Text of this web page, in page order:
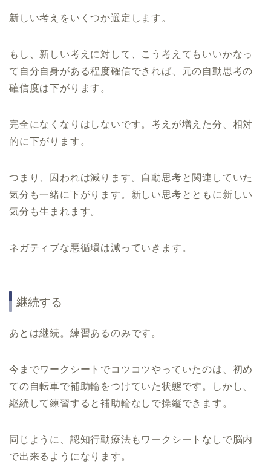
新しい考えをいくつか選定します。
もし、新しい考えに対して、こう考えてもいいかなっ
て自分自身がある程度確信できれば、元の自動思考の
確信度は下がります。
完全になくなりはしないです。考えが増えた分、相対
的に下がります。
つまり、囚われは減ります。自動思考と関連していた
気分も一緒に下がります。新しい思考とともに新しい
気分も生まれます。
ネガティブな悪循環は減っていきます。
継続する
あとは継続。練習あるのみです。
今までワークシートでコツコツやっていたのは、初め
ての自転車で補助輪をつけていた状態です。しかし、
継続して練習すると補助輪なしで操縦できます。
同じように、認知行動療法もワークシートなしで脳内
で出来るようになります。